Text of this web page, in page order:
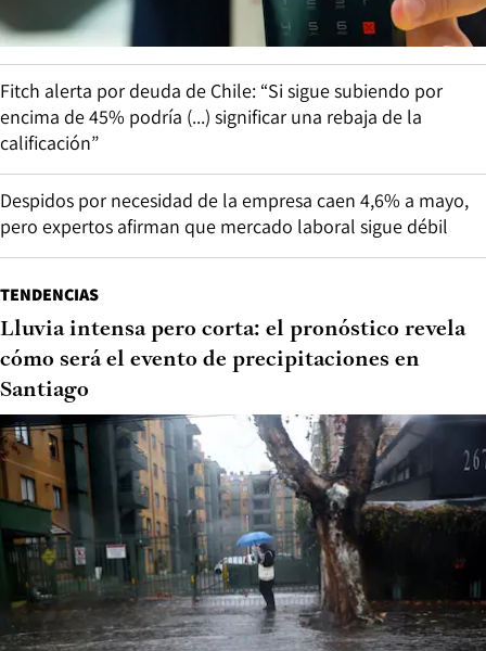
Fitch alerta por deuda de Chile: “Si sigue subiendo por
encima de 45% podría (...) significar una rebaja de la
calificación”
Despidos por necesidad de la empresa caen 4,6% a mayo,
pero expertos afirman que mercado laboral sigue débil
TENDENCIAS
Lluvia intensa pero corta: el pronóstico revela
cómo será el evento de precipitaciones en
Santiago